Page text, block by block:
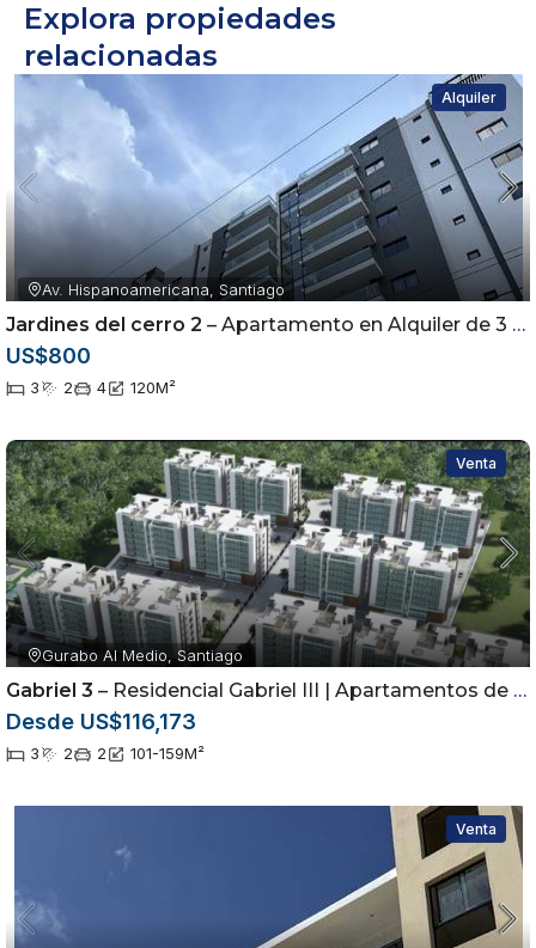
Explora propiedades
relacionadas
Alquiler
Av. Hispanoamericana, Santiago
Jardines del cerro 2 – Apartamento en Alquiler de 3 Habitaciones | Torre con Piscina |
US$800
3 2 4 120M²
Venta
Gurabo Al Medio, Santiago
Gabriel 3 – Residencial Gabriel III | Apartamentos de 3 Habitaciones en Gurabo
Desde US$116,173
3 2 2 101-159M²
Venta